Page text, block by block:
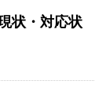
状・対応状